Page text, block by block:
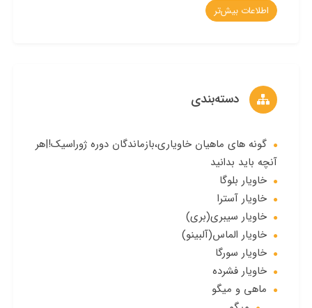
اطلاعات بیش‌تر
دسته‌بندی
گونه های ماهیان خاویاری،بازماندگان دوره ژوراسیک!|هر
آنچه باید بدانید
خاویار بلوگا
خاویار آسترا
خاویار سیبری(بری)
خاویار الماس(آلبینو)
خاویار سورگا
خاویار فشرده
ماهی و میگو